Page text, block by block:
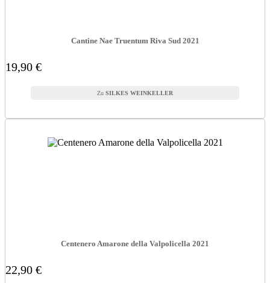
Cantine Nae Truentum Riva Sud 2021
19,90 €
SILKES WEINKELLER
Centenero Amarone della Valpolicella 2021
22,90 €